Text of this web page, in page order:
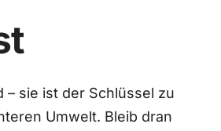
sie ist der Schlüssel zu
Umwelt. Bleib dran